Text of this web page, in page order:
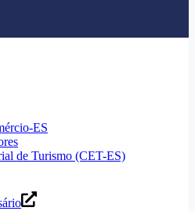
ES
de Turismo (CET-ES)